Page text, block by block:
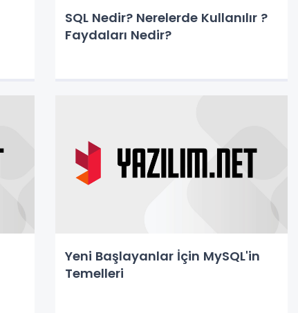
SQL Nedir? Nerelerde Kullanılır ?
Faydaları Nedir?
Yeni Başlayanlar İçin MySQL'in
Temelleri